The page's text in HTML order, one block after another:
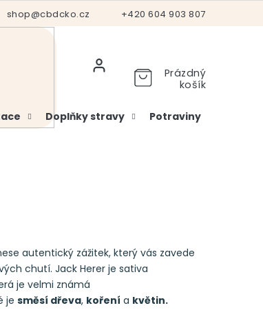
+420 604 903 807
shop@cbdcko.cz
obchodu Vrácení a reklamace
Prázdný
košík
Doplňky stravy Potraviny
autentický zážitek, který vás zavede
chutí. Jack Herer je sativa
je velmi známá
je směsí dřeva, koření a květin.